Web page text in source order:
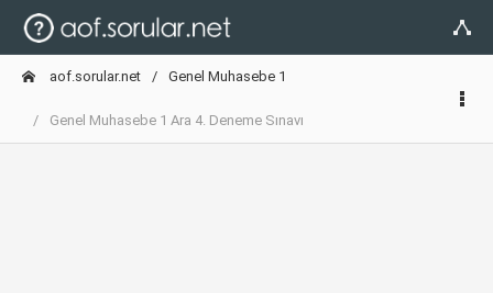
aof.sorular.net Genel Muhasebe 1
Genel Muhasebe 1 Ara 4. Deneme Sınavı